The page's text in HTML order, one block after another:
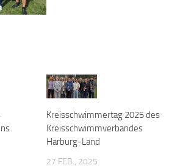
Kreisschwimmertag 2025 des
Kreisschwimmverbandes
Harburg-Land
27 FEB., 2025